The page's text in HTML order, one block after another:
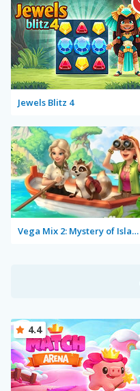
Jewels Blitz 4
Vega Mix 2: Mystery of Island
4.4